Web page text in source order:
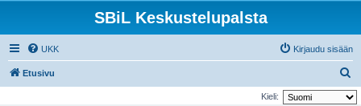
SBiL Keskustelupalsta
UKK Kirjaudu sisään
Etusivu
t
Kieli: